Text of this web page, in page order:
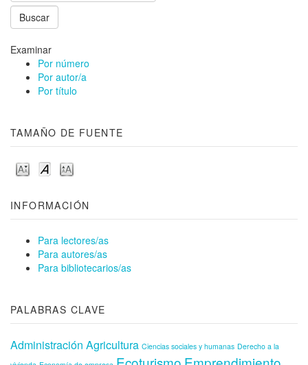
Examinar
Por número
Por autor/a
Por título
TAMAÑO DE FUENTE
INFORMACIÓN
Para lectores/as
Para autores/as
Para bibliotecarios/as
PALABRAS CLAVE
Administración Agricultura Ciencias sociales y humanas Derecho a la